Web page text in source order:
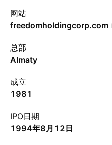
网站
freedomholdingcorp.com
总部
Almaty
成立
1981
IPO日期
1994年8月12日